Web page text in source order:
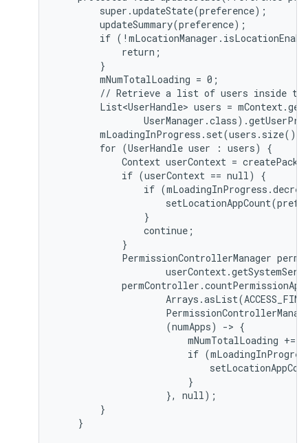
        super.updateState(preference);
        updateSummary(preference);
if
            return;
        }
        mNumTotalLoading = 0;
// Retrieve a list of users inside
List<UserHandle> users =
        mLoadingInProgress.set(users.size());
        for (UserHandle user : users) {
Context userContext =
            if (userContext == null) {
if
                }
                continue;
            }
PermissionControllerManager
                    (numApps) -> {
mNumTotalLoading +=
if
                        }
                    }, null);
        }
    }